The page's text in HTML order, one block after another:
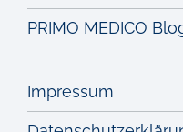
PRIMO MEDICO
Impressum